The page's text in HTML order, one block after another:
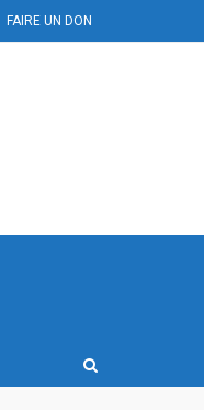
FAIRE UN DON